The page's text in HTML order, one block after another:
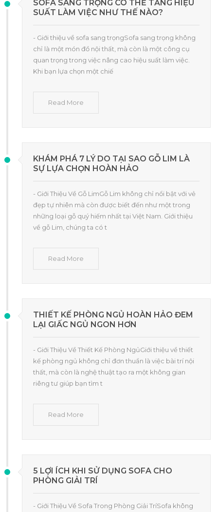
SOFA SANG TRỌNG CÓ THỂ TĂNG HIỆU
SUẤT LÀM VIỆC NHƯ THẾ NÀO?
- Giới thiệu về sofa sang trọngSofa sang trọng không
chỉ là một món đồ nội thất, mà còn là một công cụ
quan trọng trong việc nâng cao hiệu suất làm việc.
Khi bạn lựa chọn một chiế
Read More
KHÁM PHÁ 7 LÝ DO TẠI SAO GỖ LIM LÀ
SỰ LỰA CHỌN HOÀN HẢO
- Giới Thiệu Về Gỗ LimGỗ Lim không chỉ nổi bật với vẻ
đẹp tự nhiên mà còn được biết đến như một trong
những loại gỗ quý hiếm nhất tại Việt Nam. Giới thiệu
về gỗ Lim, chúng ta có t
Read More
THIẾT KẾ PHÒNG NGỦ HOÀN HẢO ĐEM
LẠI GIẤC NGỦ NGON HƠN
- Giới Thiệu Về Thiết Kế Phòng NgủGiới thiệu về thiết
kế phòng ngủ không chỉ đơn thuần là việc bài trí nội
thất, mà còn là nghệ thuật tạo ra một không gian
riêng tư giúp bạn tìm t
Read More
5 LỢI ÍCH KHI SỬ DỤNG SOFA CHO
PHÒNG GIẢI TRÍ
- Giới Thiệu Về Sofa Trong Phòng Giải TríSofa không